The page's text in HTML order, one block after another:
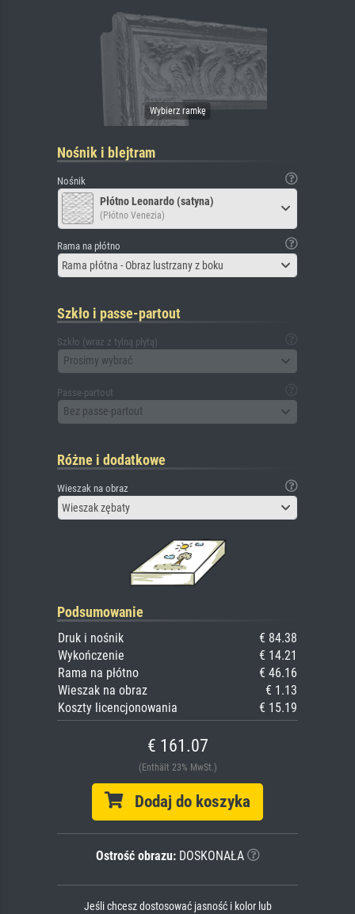
Nośnik i blejtram
Nośnik
Płótno Leonardo (satyna)
(Płótno Venezia)
Rama na płótno
Rama płótna - Obraz lustrzany z boku
Szkło i passe-partout
Szkło (wraz z tylną płytą)
Prosimy wybrać
Passe-partout
Bez passe-partout
Różne i dodatkowe
Wieszak na obraz
Wieszak zębaty
Podsumowanie
Druk i nośnik
€ 84.38
Wykończenie
€ 14.21
Rama na płótno
€ 46.16
Wieszak na obraz
€ 1.13
Koszty licencjonowania
€ 15.19
€ 161.07
(Enthält 23% MwSt.)
Dodaj do koszyka
Ostrość obrazu:DOSKONAŁA
Jeśli chcesz dostosować jasność i kolor lub